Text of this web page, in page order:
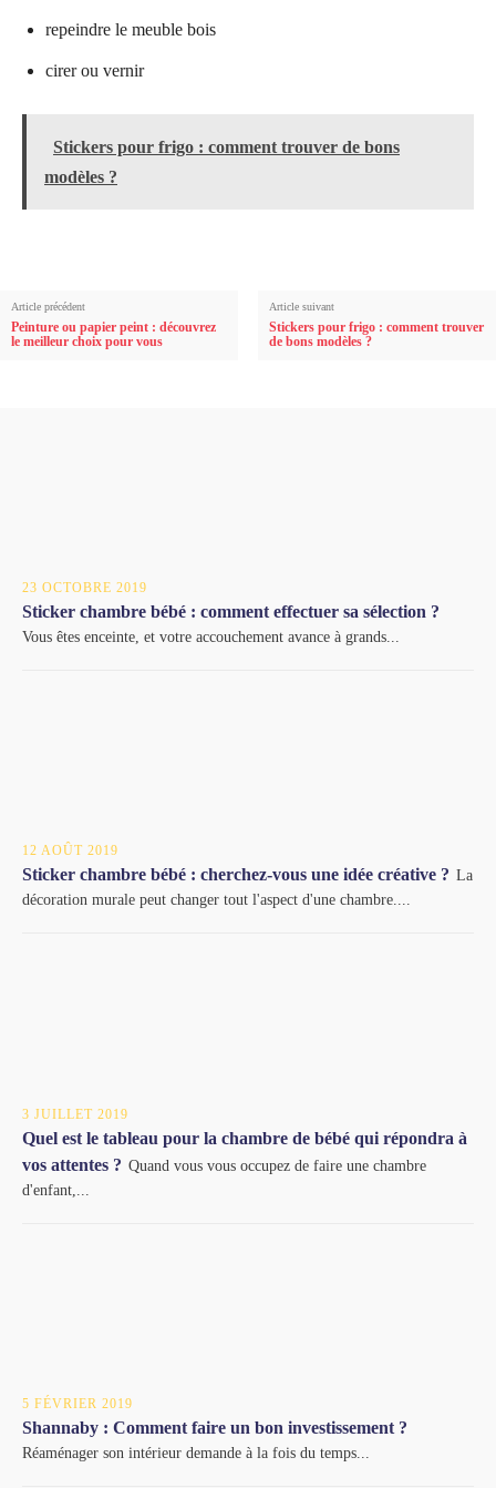
repeindre le meuble bois
cirer ou vernir
Stickers pour frigo : comment trouver de bons
modèles ?
Article précédent
Peinture ou papier peint : découvrez
le meilleur choix pour vous
Article suivant
Stickers pour frigo : comment trouver
de bons modèles ?
23 OCTOBRE 2019
Sticker chambre bébé : comment effectuer sa sélection ?
Vous êtes enceinte, et votre accouchement avance à grands...
12 AOÛT 2019
Sticker chambre bébé : cherchez-vous une idée créative ? La
décoration murale peut changer tout l'aspect d'une chambre....
3 JUILLET 2019
Quel est le tableau pour la chambre de bébé qui répondra à
vos attentes ? Quand vous vous occupez de faire une chambre
d'enfant,...
5 FÉVRIER 2019
Shannaby : Comment faire un bon investissement ?
Réaménager son intérieur demande à la fois du temps...